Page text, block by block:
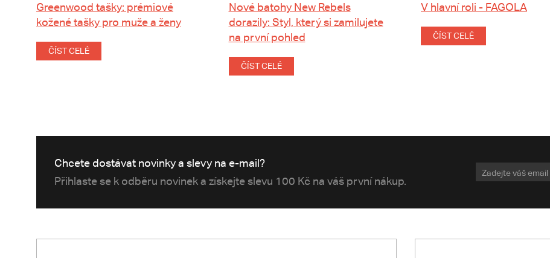
Greenwood tašky: prémiové
kožené tašky pro muže a ženy
ČÍST CELÉ
Nové batohy New Rebels
dorazily: Styl, který si zamilujete
na první pohled
ČÍST CELÉ
V hlavní roli - FAGOLA
ČÍST CELÉ
Chcete dostávat novinky a slevy na e-mail?
Přihlaste se k odběru novinek a získejte slevu 100 Kč na váš první nákup.